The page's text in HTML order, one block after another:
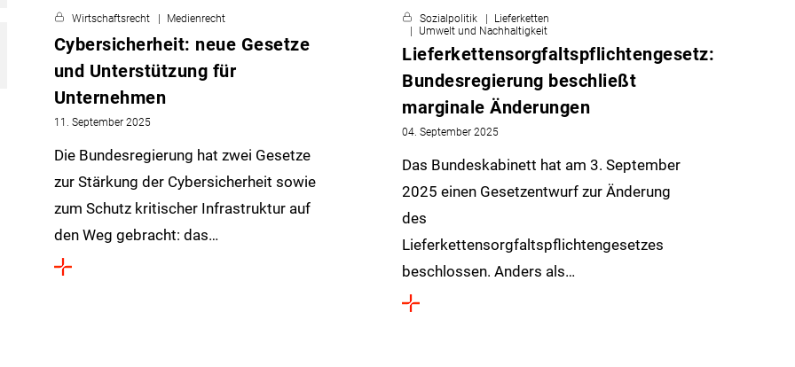
Wirtschaftsrecht Medienrecht
Cybersicherheit: neue Gesetze
und Unterstützung für
Unternehmen
11. September 2025
Die Bundesregierung hat zwei Gesetze
zur Stärkung der Cybersicherheit sowie
zum Schutz kritischer Infrastruktur auf
den Weg gebracht: das…
Sozialpolitik
Lieferketten
Umwelt und Nachhaltigkeit
Lieferkettensorgfaltspflichtengesetz:
Bundesregierung beschließt
marginale Änderungen
04. September 2025
Das Bundeskabinett hat am 3. September
2025 einen Gesetzentwurf zur Änderung
des
Lieferkettensorgfaltspflichtengesetzes
beschlossen. Anders als…